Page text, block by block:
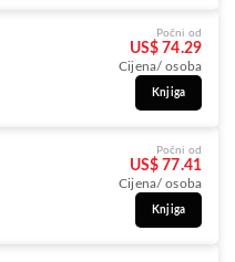
Počni od
US$ 74.29
Cijena/ osoba
Knjiga
Počni od
US$ 77.41
Cijena/ osoba
Knjiga